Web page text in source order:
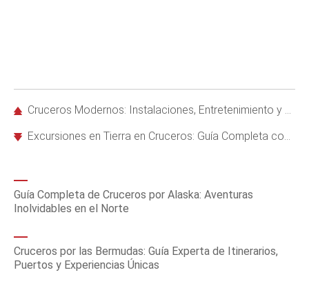
Cruceros Modernos: Instalaciones, Entretenimiento y Comidas de Lujo en Ciudades Flotantes
Excursiones en Tierra en Cruceros: Guía Completa con Tipos, Costos y Consejos Expertos
Guía Completa de Cruceros por Alaska: Aventuras
Inolvidables en el Norte
Cruceros por las Bermudas: Guía Experta de Itinerarios,
Puertos y Experiencias Únicas